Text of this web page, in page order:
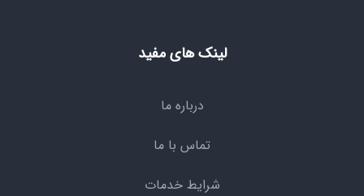
لینک های مفید
درباره ما
تماس با ما
شرایط خدمات